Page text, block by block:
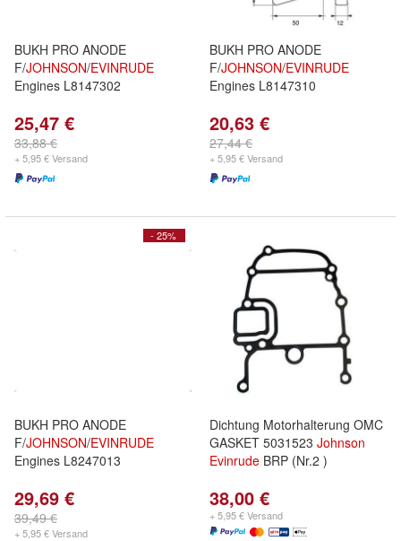
BUKH PRO ANODE
F/JOHNSON/EVINRUDE
Engines L8147302
25,47 €
33,88 €
+ 5,95 € Versand
BUKH PRO ANODE
F/JOHNSON/EVINRUDE
Engines L8147310
20,63 €
27,44 €
+ 5,95 € Versand
- 25%
BUKH PRO ANODE
F/JOHNSON/EVINRUDE
Engines L8247013
29,69 €
39,49 €
+ 5,95 € Versand
Dichtung Motorhalterung OMC
GASKET 5031523 Johnson
Evinrude BRP (Nr.2 )
38,00 €
+ 5,95 € Versand